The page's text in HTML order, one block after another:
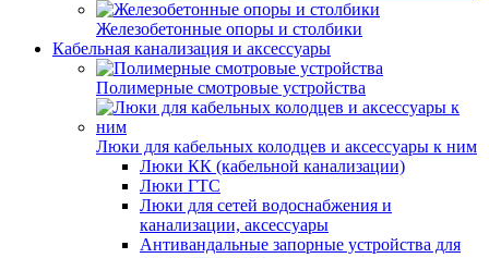
Железобетонные опоры и столбики
Кабельная канализация и аксессуары
Полимерные смотровые устройства
Люки для кабельных колодцев и аксессуары к ним
Люки КК (кабельной канализации)
Люки ГТС
Люки для сетей водоснабжения и
канализации, аксессуары
Антивандальные запорные устройства для